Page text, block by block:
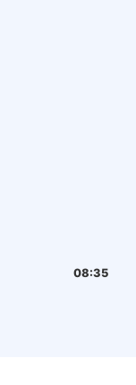
08:35